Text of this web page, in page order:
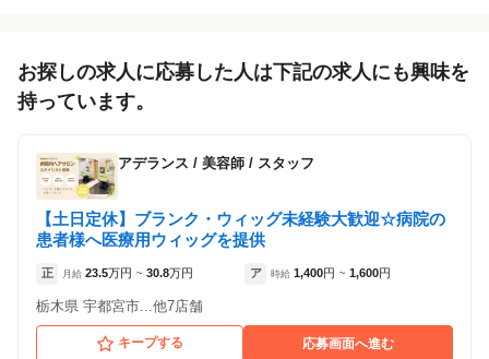
お探しの求人に応募した人は下記の求人にも興味を
持っています。
アデランス / 美容師 / スタッフ
【土日定休】ブランク・ウィッグ未経験大歓迎☆病院の
患者様へ医療用ウィッグを提供
正 月給 23.5万円 ~ 30.8万円 ア 時給 1,400円 ~ 1,600円
栃木県 宇都宮市...他7店舗
キープする 応募画面へ進む